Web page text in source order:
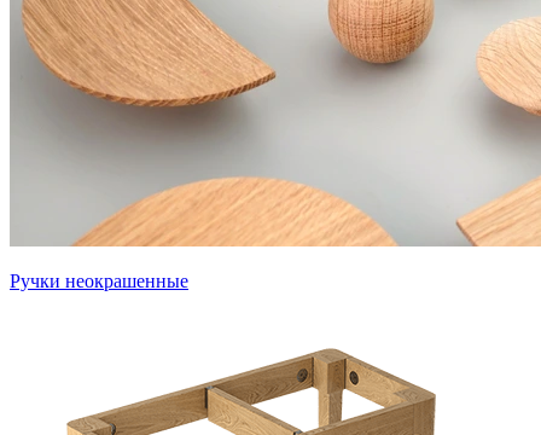
Ручки неокрашенные